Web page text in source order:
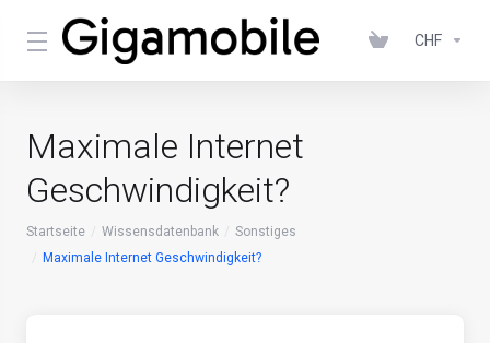
CHF
Maximale Internet
Geschwindigkeit?
Startseite Wissensdatenbank
Sonstiges
Maximale Internet Geschwindigkeit?